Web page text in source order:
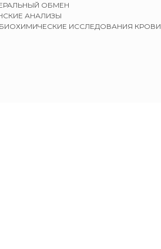
ОБМЕН
АНАЛИЗЫ
БИОХИМИЧЕСКИЕ ИССЛЕДОВАНИЯ КРОВИ